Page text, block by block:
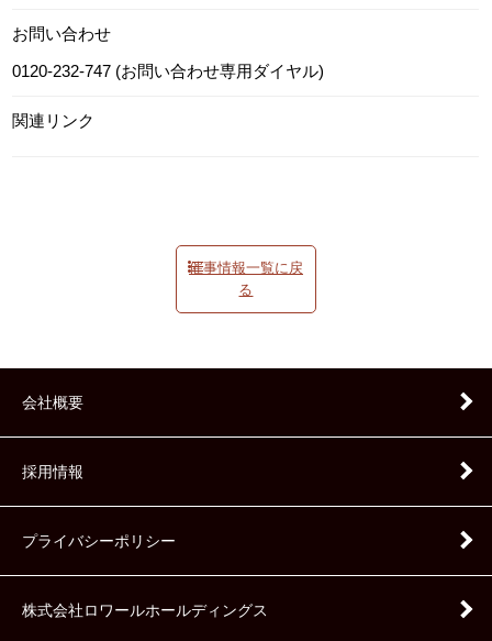
お問い合わせ
0120-232-747 (お問い合わせ専用ダイヤル)
関連リンク
催事情報一覧に戻
る
会社概要
採用情報
プライバシーポリシー
株式会社ロワールホールディングス